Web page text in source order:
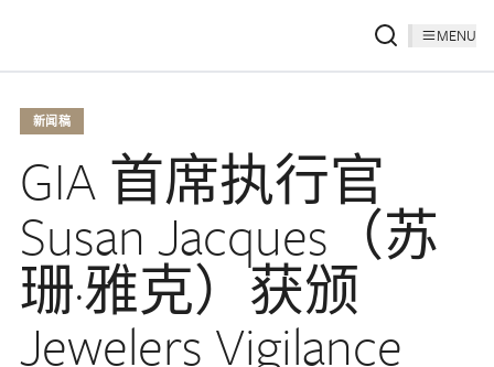
MENU
新闻稿
GIA 首席执行官
Susan Jacques（苏
珊·雅克）获颁
Jewelers Vigilance